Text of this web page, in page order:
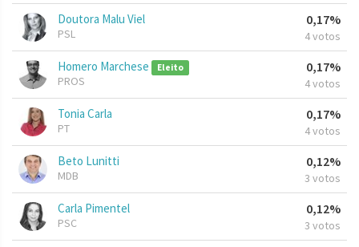
Doutora Malu Viel
PSL
0,17%
4 votos
Homero Marchese Eleito
PROS
0,17%
4 votos
Tonia Carla
PT
0,17%
4 votos
Beto Lunitti
MDB
0,12%
3 votos
Carla Pimentel
PSC
0,12%
3 votos